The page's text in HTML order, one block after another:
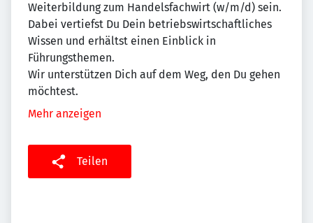
Weiterbildung zum Handelsfachwirt (w/m/d) sein.
Dabei vertiefst Du Dein betriebswirtschaftliches
Wissen und erhältst einen Einblick in
Führungsthemen.
Wir unterstützen Dich auf dem Weg, den Du gehen
möchtest.
Mehr anzeigen
Teilen